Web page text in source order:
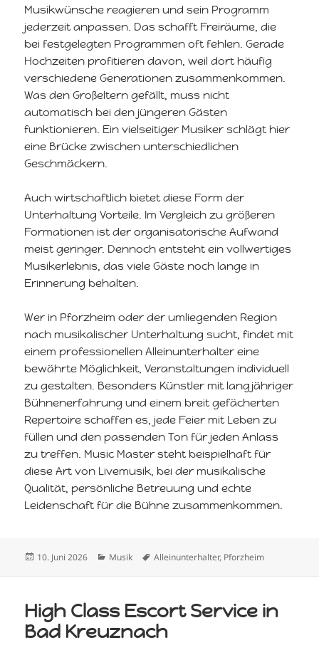
Musikwünsche reagieren und sein Programm
jederzeit anpassen. Das schafft Freiräume, die
bei festgelegten Programmen oft fehlen. Gerade
Hochzeiten profitieren davon, weil dort häufig
verschiedene Generationen zusammenkommen.
Was den Großeltern gefällt, muss nicht
automatisch bei den jüngeren Gästen
funktionieren. Ein vielseitiger Musiker schlägt hier
eine Brücke zwischen unterschiedlichen
Geschmäckern.
Auch wirtschaftlich bietet diese Form der
Unterhaltung Vorteile. Im Vergleich zu größeren
Formationen ist der organisatorische Aufwand
meist geringer. Dennoch entsteht ein vollwertiges
Musikerlebnis, das viele Gäste noch lange in
Erinnerung behalten.
Wer in Pforzheim oder der umliegenden Region
nach musikalischer Unterhaltung sucht, findet mit
einem professionellen Alleinunterhalter eine
bewährte Möglichkeit, Veranstaltungen individuell
zu gestalten. Besonders Künstler mit langjähriger
Bühnenerfahrung und einem breit gefächerten
Repertoire schaffen es, jede Feier mit Leben zu
füllen und den passenden Ton für jeden Anlass
zu treffen. Music Master steht beispielhaft für
diese Art von Livemusik, bei der musikalische
Qualität, persönliche Betreuung und echte
Leidenschaft für die Bühne zusammenkommen.
Veröffentlicht
10. Juni 2026 Kategorien
Musik Schlagwörter
Alleinunterhalter, Pforzheim
High Class Escort Service in
Bad Kreuznach